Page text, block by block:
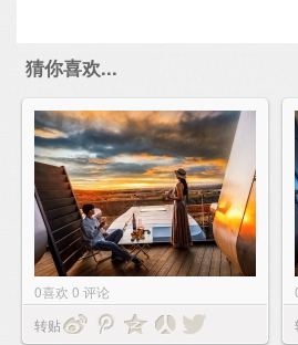
猜你喜欢...
0喜欢 0 评论
转贴